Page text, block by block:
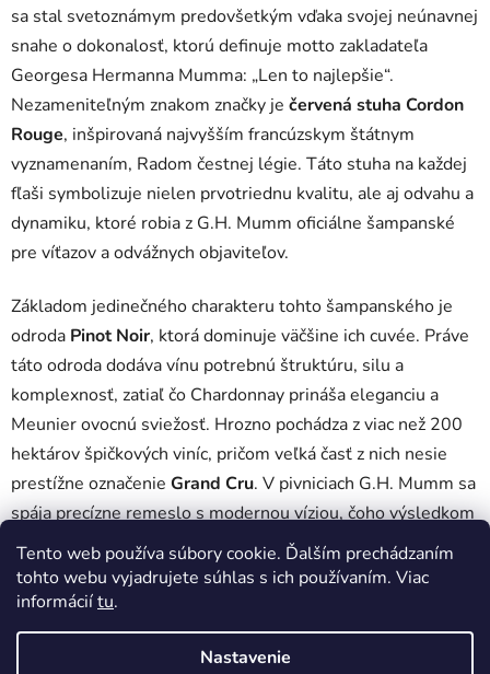
Tento web používa súbory cookie. Ďalším prechádzaním
tohto webu vyjadrujete súhlas s ich používaním. Viac
informáciítu.
Nastavenie
sa stal svetoznámym predovšetkým vďaka svojej neúnavnej
snahe o dokonalosť, ktorú definuje motto zakladateľa
Georgesa Hermanna Mumma: „Len to najlepšie“.
Nezameniteľným znakom značky je červená stuha Cordon
Rouge, inšpirovaná najvyšším francúzskym štátnym
vyznamenaním, Radom čestnej légie. Táto stuha na každej
fľaši symbolizuje nielen prvotriednu kvalitu, ale aj odvahu a
dynamiku, ktoré robia z G.H. Mumm oficiálne šampanské
pre víťazov a odvážnych objaviteľov.
Základom jedinečného charakteru tohto šampanského je
odroda Pinot Noir, ktorá dominuje väčšine ich cuvée. Práve
táto odroda dodáva vínu potrebnú štruktúru, silu a
komplexnosť, zatiaľ čo Chardonnay prináša eleganciu a
Meunier ovocnú sviežosť. Hrozno pochádza z viac než 200
hektárov špičkových viníc, pričom veľká časť z nich nesie
prestížne označenie Grand Cru. V pivniciach G.H. Mumm sa
spája precízne remeslo s modernou víziou, čoho výsledkom
je šampanské, ktoré si udržiava svoj vysoký štandard a
nezameniteľný profil už takmer dve storočia.
G.H. Mumm